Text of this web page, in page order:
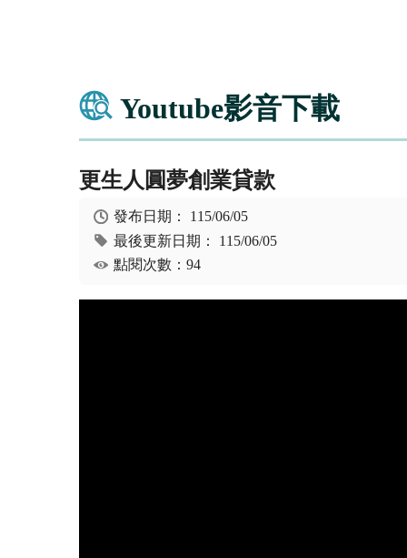
Youtube影音下載
更生人圓夢創業貸款
發布日期： 115/06/05
最後更新日期： 115/06/05
點閱次數：94